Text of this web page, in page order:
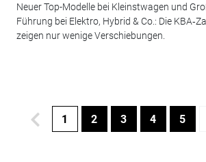
Neuer Top-Modelle bei Kleinstwagen und
Führung bei Elektro, Hybrid & Co.: Die
zeigen nur wenige Verschiebungen.
1 2 3 4 5